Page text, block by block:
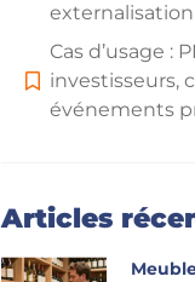
externalisation
Cas d’usage :
investisseurs,
événements
Articles